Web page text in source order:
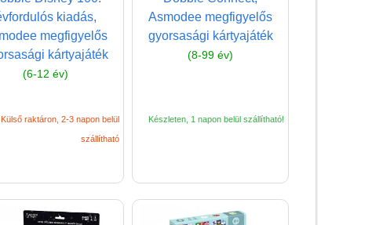
kiadás,
megfigyelős
kártyajáték
(6-12 év)
Külső raktáron, 2-3 napon belül
szállítható
Asmodee megfigyelős
gyorsasági kártyajáték
(8-99 év)
Készleten, 1 napon belül szállítható!
Magyar játékok
Montessori játékok
Oktató játékok kutyáknak